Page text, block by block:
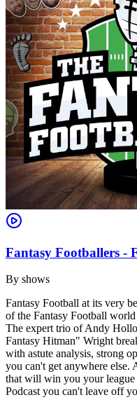
Fantasy Footballers -
By shows
Fantasy Football at its very
of the Fantasy Football
The expert trio of Andy
Fantasy Hitman" Wright
with astute analysis, strong
you can't get anywhere else.
that will win you your
Podcast you can't leave off